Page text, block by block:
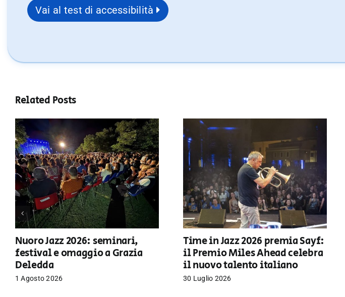
Vai al test di accessibilità
Related Posts
Nuoro Jazz 2026: seminari,
festival e omaggio a Grazia
Deledda
1 Agosto 2026
Time in Jazz 2026 premia Sayf:
il Premio Miles Ahead celebra
il nuovo talento italiano
30 Luglio 2026